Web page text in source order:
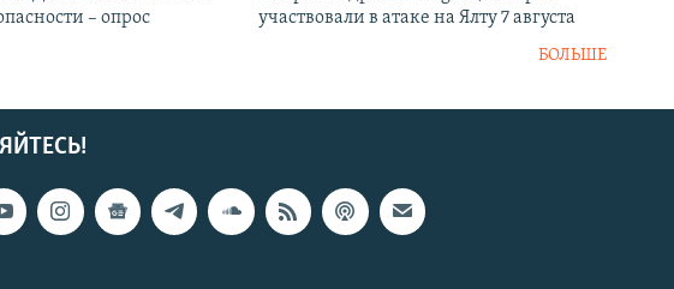
– опрос
участвовали в атаке на Ялту 7 августа
БОЛЬШЕ